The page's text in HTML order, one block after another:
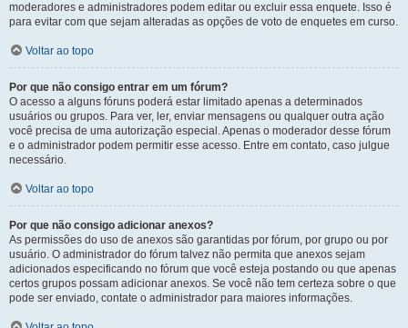
moderadores e administradores podem editar ou excluir essa enquete. Isso é
para evitar com que sejam alteradas as opções de voto de enquetes em curso.
Voltar ao topo
Por que não consigo entrar em um fórum?
O acesso a alguns fóruns poderá estar limitado apenas a determinados
usuários ou grupos. Para ver, ler, enviar mensagens ou qualquer outra ação
você precisa de uma autorização especial. Apenas o moderador desse fórum
e o administrador podem permitir esse acesso. Entre em contato, caso julgue
necessário.
Voltar ao topo
Por que não consigo adicionar anexos?
As permissões do uso de anexos são garantidas por fórum, por grupo ou por
usuário. O administrador do fórum talvez não permita que anexos sejam
adicionados especificando no fórum que você esteja postando ou que apenas
certos grupos possam adicionar anexos. Se você não tem certeza sobre o que
pode ser enviado, contate o administrador para maiores informações.